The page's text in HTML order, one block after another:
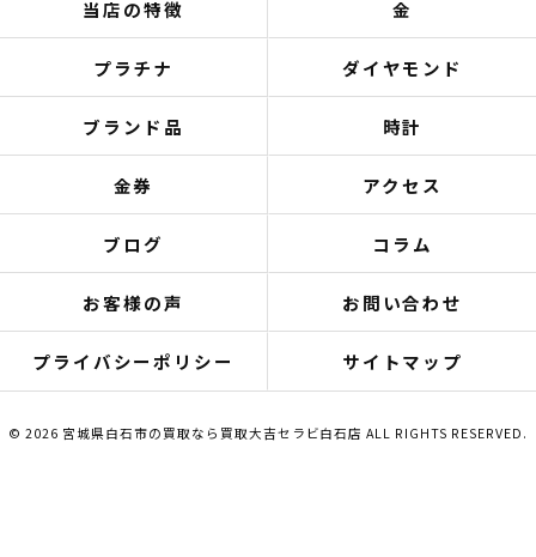
当店の特徴 金
プラチナ ダイヤモンド
ブランド品 時計
金券 アクセス
ブログ コラム
お客様の声 お問い合わせ
プライバシーポリシー サイトマップ
© 2026 宮城県白石市の買取なら買取大吉セラビ白石店 ALL RIGHTS RESERVED.